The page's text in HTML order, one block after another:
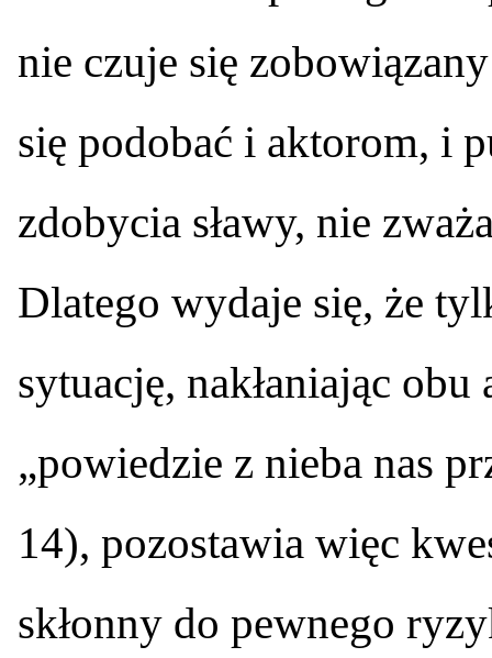
nie czuje się
się podobać i aktorom, i
zdobycia sławy, nie
Dlatego wydaje się, że
sytuację, nakłaniając
„powiedzie z nieba nas
14), pozostawia więc
skłonny do pewnego